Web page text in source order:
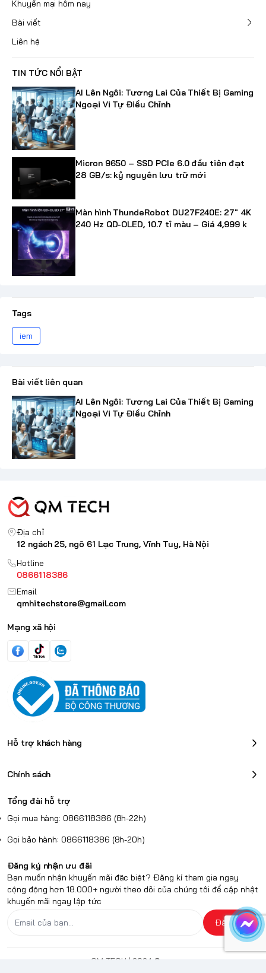
Khuyến mại hôm nay
Bài viết
Liên hệ
TIN TỨC NỔI BẬT
AI Lên Ngôi: Tương Lai Của Thiết Bị Gaming
Ngoại Vi Tự Điều Chỉnh
Micron 9650 – SSD PCIe 6.0 đầu tiên đạt
28 GB/s: kỷ nguyên lưu trữ mới
Màn hình ThundeRobot DU27F240E: 27" 4K
240 Hz QD-OLED, 10.7 tỉ màu – Giá 4,999 k
Tags
iem
Bài viết liên quan
AI Lên Ngôi: Tương Lai Của Thiết Bị Gaming
Ngoại Vi Tự Điều Chỉnh
Địa chỉ
12 ngách 25, ngõ 61 Lạc Trung, Vĩnh Tuy, Hà Nội
Hotline
0866118386
Email
qmhitechstore@gmail.com
Mạng xã hội
Hỗ trợ khách hàng
Chính sách
Tổng đài hỗ trợ
Gọi mua hàng: 0866118386 (8h-22h)
Gọi bảo hành: 0866118386 (8h-20h)
Đăng ký nhận ưu đãi
Bạn muốn nhận khuyến mãi đặc biệt? Đăng kí tham gia ngay
cộng động hơn 18.000+ người theo dõi của chúng tôi để cập nhật
khuyến mãi ngay lập tức
Đăng ký
QM TECH | 2024 Sapo